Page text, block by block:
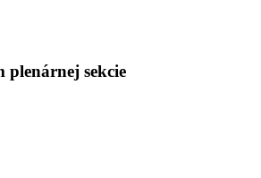
plenárnej sekcie